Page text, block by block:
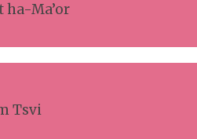
ha-Ma’or
Tsvi